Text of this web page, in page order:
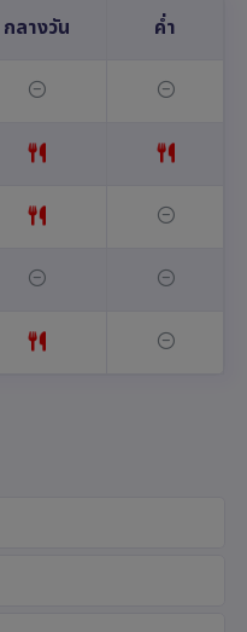
กลางวัน ค่ำ